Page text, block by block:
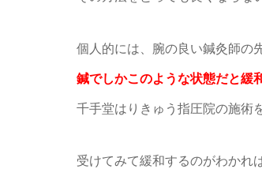
個人的には、腕の良い鍼灸師の
鍼でしかこのような状態だと緩
千手堂はりきゅう指圧院の施術
受けてみて緩和するのがわかれ